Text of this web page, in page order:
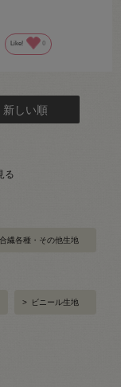
Like! 0
新しい順
る
合繊各種・その他生地
> ビニール生地